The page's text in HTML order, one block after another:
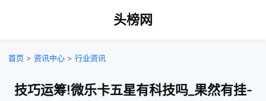
头榜网
首页 > 资讯中心 > 行业资讯
技巧运筹!微乐卡五星有科技吗_果然有挂-